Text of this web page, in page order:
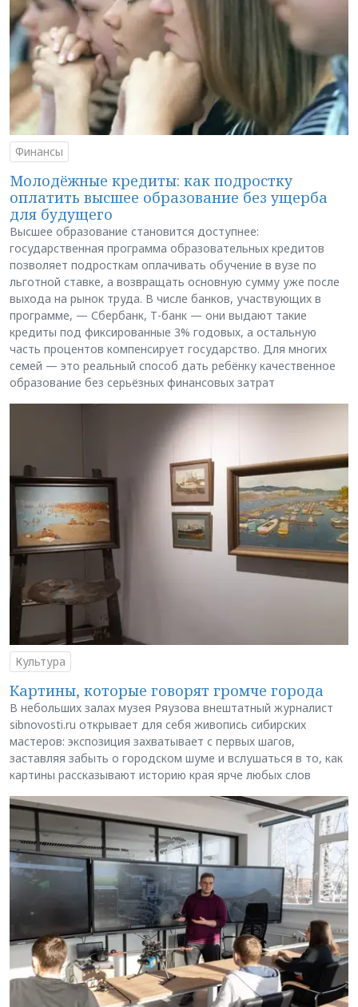
Финансы
Молодёжные кредиты: как подростку
оплатить высшее образование без ущерба
для будущего
Высшее образование становится доступнее:
государственная программа образовательных кредитов
позволяет подросткам оплачивать обучение в вузе по
льготной ставке, а возвращать основную сумму уже после
выхода на рынок труда. В числе банков, участвующих в
программе, — Сбербанк, Т-банк — они выдают такие
кредиты под фиксированные 3% годовых, а остальную
часть процентов компенсирует государство. Для многих
семей — это реальный способ дать ребёнку качественное
образование без серьёзных финансовых затрат
Культура
Картины, которые говорят громче города
В небольших залах музея Ряузова внештатный журналист
sibnovosti.ru открывает для себя живопись сибирских
мастеров: экспозиция захватывает с первых шагов,
заставляя забыть о городском шуме и вслушаться в то, как
картины рассказывают историю края ярче любых слов